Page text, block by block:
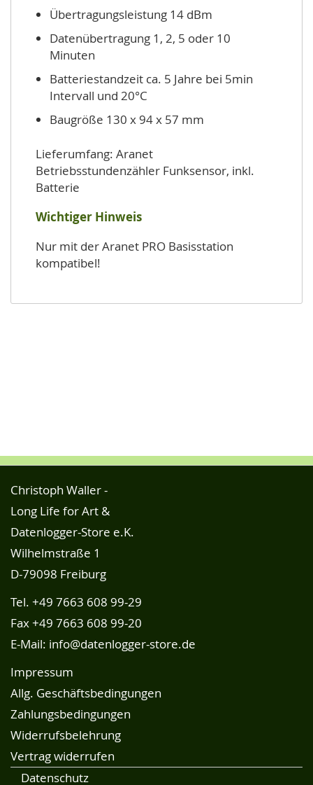
Übertragungsleistung 14 dBm
Datenübertragung 1, 2, 5 oder 10
Minuten
Batteriestandzeit ca. 5 Jahre bei 5min
Intervall und 20°C
Baugröße 130 x 94 x 57 mm
Lieferumfang: Aranet
Betriebsstundenzähler Funksensor, inkl.
Batterie
Wichtiger Hinweis
Nur mit der Aranet PRO Basisstation
kompatibel!
Christoph Waller -
Long Life for Art &
Datenlogger-Store e.K.
Wilhelmstraße 1
D-79098 Freiburg
Tel. +49 7663 608 99-29
Fax +49 7663 608 99-20
E-Mail: info@datenlogger-store.de
Impressum
Allg. Geschäftsbedingungen
Zahlungsbedingungen
Widerrufsbelehrung
Vertrag widerrufen
Datenschutz